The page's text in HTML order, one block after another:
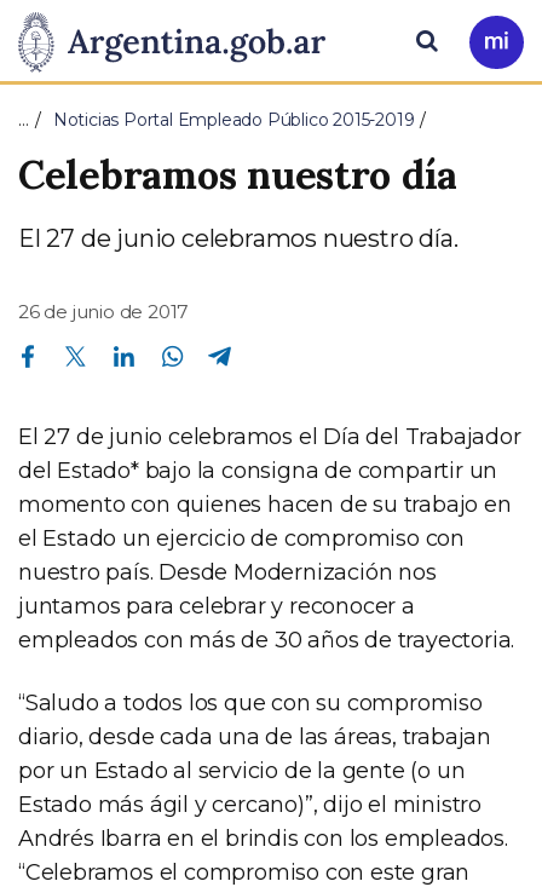
Presidencia
de
la
Pasar al contenido principal
Ir
a
Buscar
… Noticias Portal Empleado Público 2015-2019
Celebramos nuestro día
El 27 de junio celebramos nuestro día.
26 de junio de 2017
Compartir en Facebook Compartir en Twitter Compartir en Linkedin Compartir en Whatsapp
El 27 de junio celebramos el Día del Trabajador
del Estado* bajo la consigna de compartir un
momento con quienes hacen de su trabajo en
el Estado un ejercicio de compromiso con
nuestro país. Desde Modernización nos
juntamos para celebrar y reconocer a
empleados con más de 30 años de trayectoria.
“Saludo a todos los que con su compromiso
diario, desde cada una de las áreas, trabajan
por un Estado al servicio de la gente (o un
Estado más ágil y cercano)”, dijo el ministro
Andrés Ibarra en el brindis con los empleados.
“Celebramos el compromiso con este gran